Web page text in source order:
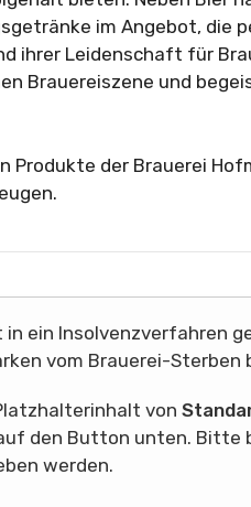
im Angebot, die
ihrer Leidenschaft für
Brauereiszene und
Produkte der Brauerei
in ein Insolvenzverfahren
vom Brauerei-Sterben
von
den Button unten. Bitte
werden.